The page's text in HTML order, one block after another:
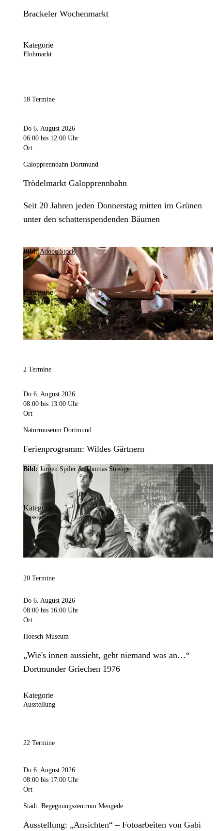
Brackeler Wochenmarkt
Kategorie
Flohmarkt
18 Termine
Do 6. August 2026
06:00 bis 12:00 Uhr
Ort
Galopprennbahn Dortmund
Trödelmarkt Galopprennbahn
Seit 20 Jahren jeden Donnerstag mitten im Grünen
unter den schattenspendenden Bäumen
Bild:Adobe Stock
Kategorie
Sonstiges
2 Termine
Do 6. August 2026
08:00 bis 13:00 Uhr
Ort
Naturmuseum Dortmund
Ferienprogramm: Wildes Gärtnern
Bild: Jürgen Spiler & Thomas Strenge
Kategorie
Ausstellung
20 Termine
Do 6. August 2026
08:00 bis 16:00 Uhr
Ort
Hoesch-Museum
„Wie's innen aussieht, geht niemand was an…“
Dortmunder Griechen 1976
Kategorie
Ausstellung
22 Termine
Do 6. August 2026
08:00 bis 17:00 Uhr
Ort
Städt. Begegnungszentrum Mengede
Ausstellung: „Ansichten“ – Fotoarbeiten von Gabi